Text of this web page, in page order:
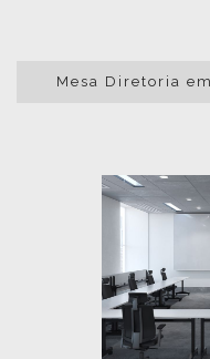
Mesa Diretoria